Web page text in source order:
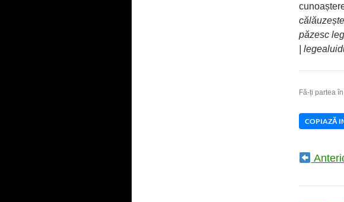
păzesc
|
Fă-ți partea
COPIAZĂ